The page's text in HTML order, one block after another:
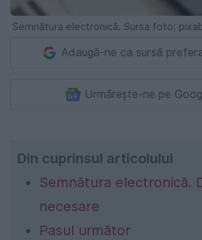
Semnătura electronică. Sursa foto:
Adaugă-ne ca sursă
Urmărește-ne pe
Din cuprinsul articolului
Semnătura electronică.
necesare
Pasul următor